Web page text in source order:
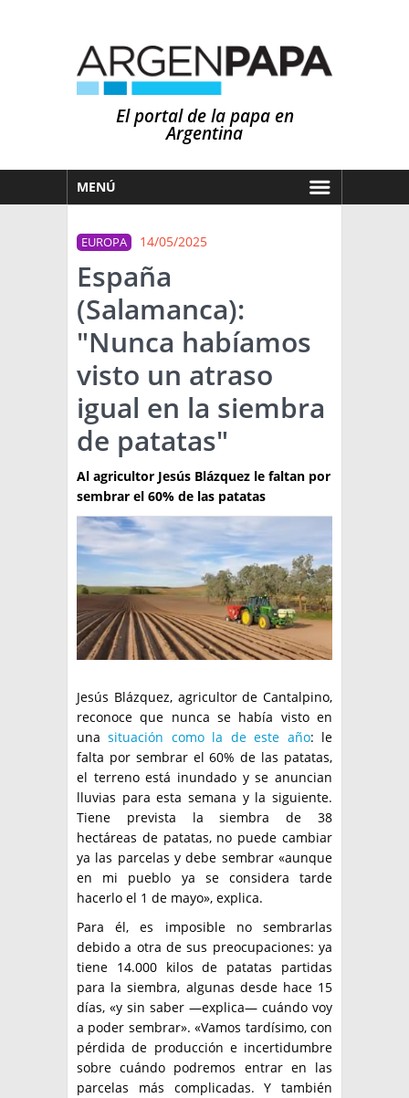
El portal de la papa en
Argentina
MENÚ
MERCADOS
NOTICIAS
EN ESPAÑOL
OTROS IDIOMAS
PRONÓSTICO
LLUVIAS
ARGENTINA
EL MUNDO
TÉCNICA
PRODUCCION
INTERES GENERAL
LA PAPA
RESOLUCIONES Y NORMATIVAS
ENLACES
ARGENPAPA
PUBLICIDAD
QUIENES SOMOS
CONTACTO
BUSCAR NOTICIAS
BUSCAR
EUROPA 14/05/2025
España
(Salamanca):
"Nunca habíamos
visto un atraso
igual en la siembra
de patatas"
Al agricultor Jesús Blázquez le faltan por
sembrar el 60% de las patatas
Jesús Blázquez, agricultor de Cantalpino,
reconoce que nunca se había visto en
unasituación como la de este año: le
falta por sembrar el 60% de las patatas,
el terreno está inundado y se anuncian
lluvias para esta semana y la siguiente.
Tiene prevista la siembra de 38
hectáreas de patatas, no puede cambiar
ya las parcelas y debe sembrar «aunque
en mi pueblo ya se considera tarde
hacerlo el 1 de mayo», explica.
Para él, es imposible no sembrarlas
debido a otra de sus preocupaciones: ya
tiene 14.000 kilos de patatas partidas
para la siembra, algunas desde hace 15
días, «y sin saber —explica— cuándo voy
a poder sembrar». «Vamos tardísimo, con
pérdida de producción e incertidumbre
sobre cuándo podremos entrar en las
parcelas más complicadas. Y también